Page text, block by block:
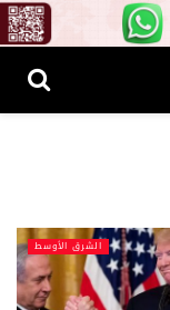
الشرق الأوسط